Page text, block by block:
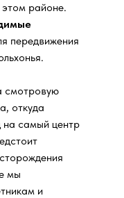
этом районе.
передвижения
смотровую
откуда
на самый центр
мы
и